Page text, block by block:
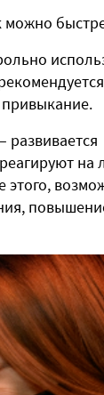
можно
развивается
на
этого,